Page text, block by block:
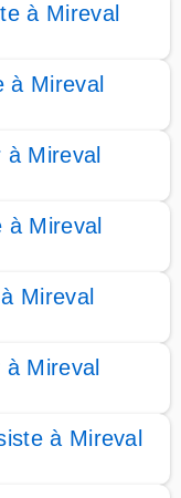
à Mireval
à Mireval
Mireval
à Mireval
Mireval
Mireval
à Mireval